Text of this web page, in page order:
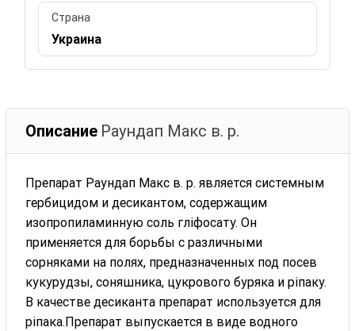
Страна
Украина
Описание Раундап Макс в. р.
Препарат Раундап Макс в. р. является системным
гербицидом и десикантом, содержащим
изопропиламинную соль гліфосату. Он
применяется для борьбы с различными
сорняками на полях, предназначенных под посев
кукурудзы, соняшника, цукрового буряка и ріпаку.
В качестве десиканта препарат используется для
ріпака.Препарат выпускается в виде водного